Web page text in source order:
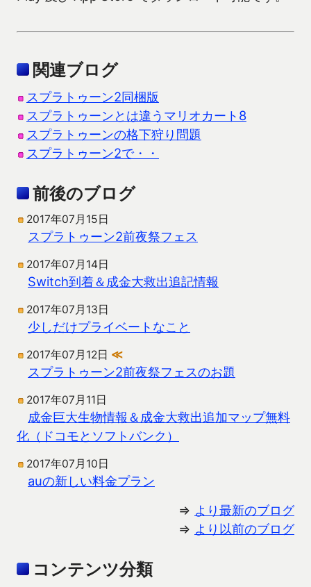
関連ブログ
スプラトゥーン2同梱版
スプラトゥーンとは違うマリオカート8
スプラトゥーンの格下狩り問題
スプラトゥーン2で・・
前後のブログ
2017年07月15日
スプラトゥーン2前夜祭フェス
2017年07月14日
Switch到着＆成金大救出追記情報
2017年07月13日
少しだけプライベートなこと
2017年07月12日 ≪
スプラトゥーン2前夜祭フェスのお題
2017年07月11日
成金巨大生物情報＆成金大救出追加マップ無料
化（ドコモとソフトバンク）
2017年07月10日
auの新しい料金プラン
⇒ より最新のブログ
⇒ より以前のブログ
コンテンツ分類